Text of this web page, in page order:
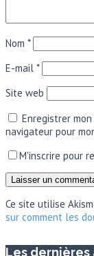
Nom *
E-mail *
Site web
Enregistrer
navigateur pour
M'inscrire pour
Ce site utilise
sur comment les
Les